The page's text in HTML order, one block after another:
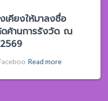
เคียงให้มาลงชื่อ
ดค้านการรังวัด ณ
Read more